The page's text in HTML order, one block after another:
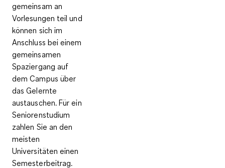
gemeinsam an
Vorlesungen teil und
können sich im
Anschluss bei einem
gemeinsamen
Spaziergang auf
dem Campus über
das Gelernte
austauschen. Für ein
Seniorenstudium
zahlen Sie an den
meisten
Universitäten einen
Semesterbeitrag.